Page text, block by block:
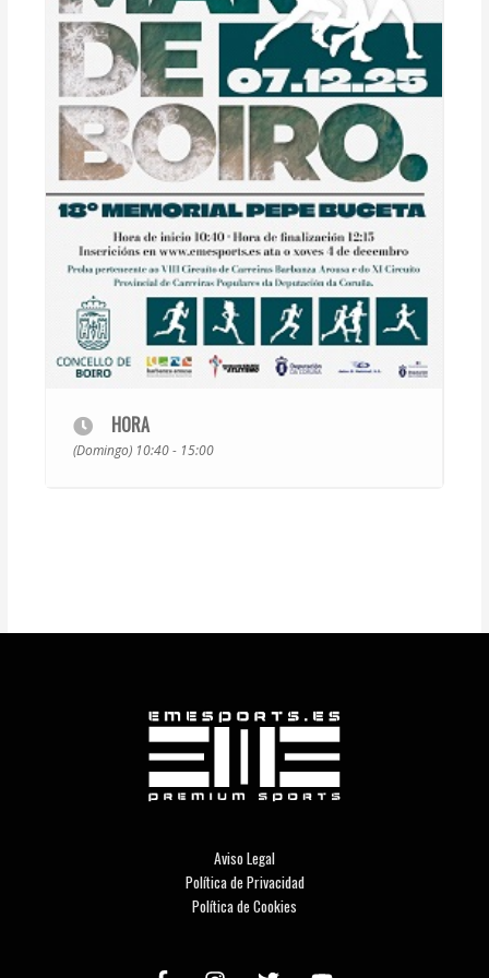
HORA
(Domingo) 10:40 - 15:00
Aviso Legal
Política de Privacidad
Política de Cookies